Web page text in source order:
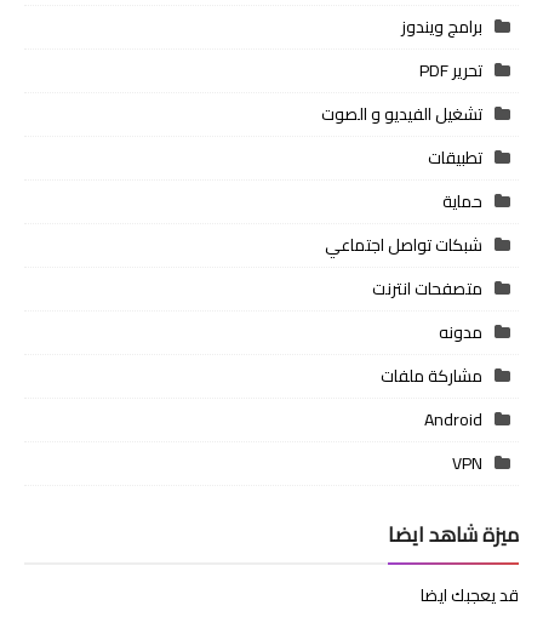
برامج ويندوز
تحرير PDF
تشغيل الفيديو و الصوت
تطبيقات
حماية
شبكات تواصل اجتماعي
متصفحات انترنت
مدونه
مشاركة ملفات
Android
VPN
ميزة شاهد ايضا
قد يعجبك ايضا